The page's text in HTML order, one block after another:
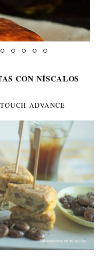
CON NÍSCALOS
TOUCH ADVANCE